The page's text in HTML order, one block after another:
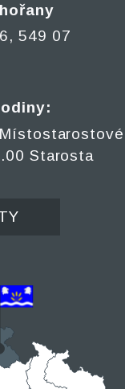
549 07
Starosta